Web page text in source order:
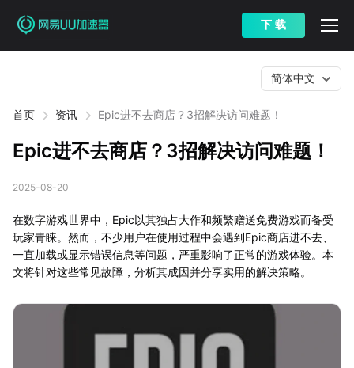
下 载
首页 资讯 Epic进不去商店？3招解决访问难题！
简体中文
Epic进不去商店？3招解决访问难题！
2025-08-20
在数字游戏世界中，Epic以其独占大作和频繁赠送免费游戏而备受
玩家青睐。然而，不少用户在使用过程中会遇到Epic商店进不去、
一直加载或显示错误信息等问题，严重影响了正常的游戏体验。本
文将针对这些常见故障，分析其成因并分享实用的解决策略。